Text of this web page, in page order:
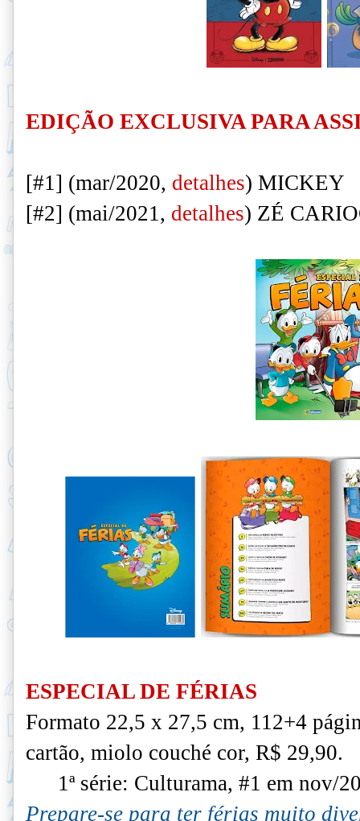
EDIÇÃO EXCLUSIVA PARA
[#1] (mar/2020, detalhes) MICKEY
[#2] (mai/2021, detalhes) ZÉ
ESPECIAL DE FÉRIAS
Formato 22,5 x 27,5 cm, 112+4
cartão, miolo couché cor, R$ 29,90.
1ª série: Culturama, #1 em nov/
Prepare-se para ter férias muito